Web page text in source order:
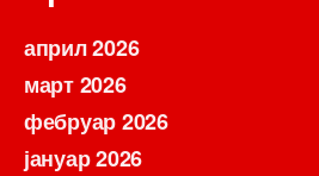
април 2026
март 2026
фебруар 2026
јануар 2026